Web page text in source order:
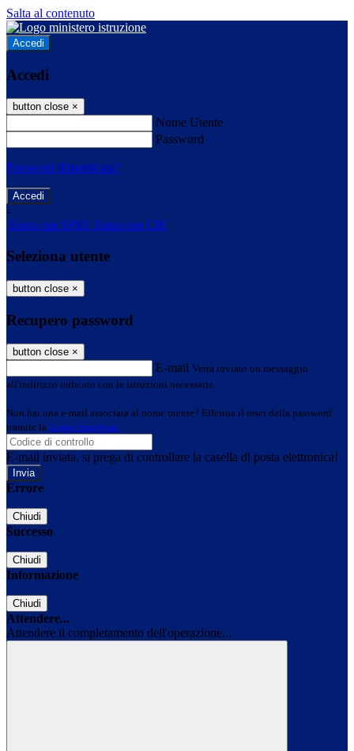
Salta al contenuto
Accedi
Accedi
button close ×
Nome Utente
Password
Password dimenticata?
-
Entra con SPID Entra con CIE
Seleziona utente
button close ×
Recupero password
button close ×
E-mail Verrà inviato un messaggio
all'indirizzo indicato con le istruzioni necessarie.
Non hai una e-mail associata al nome utente? Effettua il reset della password
tramite la Login Spaggiari
E-mail inviata, si prega di controllare la casella di posta elettronica!
Errore
Chiudi
Successo
Chiudi
Informazione
Chiudi
Attendere...
Attendere il completamento dell'operazione...